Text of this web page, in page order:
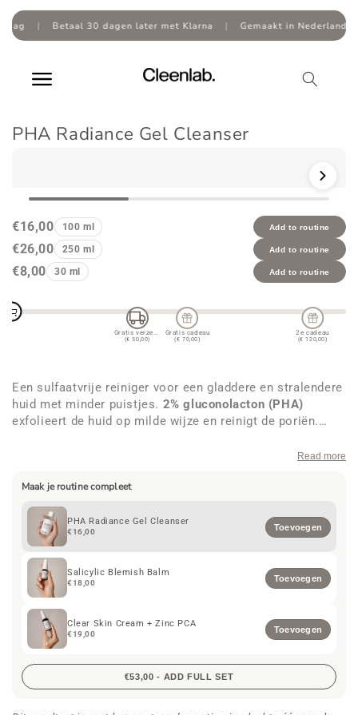
inhoud
| Betaal 30 dagen later met Klarna | Gemaakt in Nederland |
PHA Radiance Gel Cleanser
Gratis verzending
(€ 50,00)
Gratis cadeau
(€ 70,00)
2e cadeau
(€ 120,00)
€16,00 100 ml Add to routine
€26,00 250 ml Add to routine
€8,00 30 ml Add to routine
Een sulfaatvrije reiniger voor een gladdere en stralendere
huid met minder puistjes. 2% gluconolacton (PHA)
exfolieert de huid op milde wijze en reinigt de poriën.
om te hydrateren. Na
zonder dat ze droog of oncomfortabel aanvoelt. Geschikt
voor dagelijks gebruik.
Read more
Maak je routine compleet
PHA Radiance Gel Cleanser
€16,00 Toevoegen
Salicylic Blemish Balm
€18,00 Toevoegen
Clear Skin Cream + Zinc PCA
€19,00 Toevoegen
€53,00 - ADD FULL SET